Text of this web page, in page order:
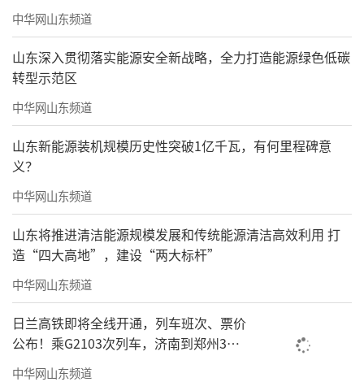
中华网山东频道
山东深入贯彻落实能源安全新战略，全力打造能源绿色低碳
转型示范区
中华网山东频道
山东新能源装机规模历史性突破1亿千瓦，有何里程碑意
义？
中华网山东频道
山东将推进清洁能源规模发展和传统能源清洁高效利用 打
造“四大高地”，建设“两大标杆”
中华网山东频道
日兰高铁即将全线开通，列车班次、票价
公布！乘G2103次列车，济南到郑州3小
时到达
中华网山东频道